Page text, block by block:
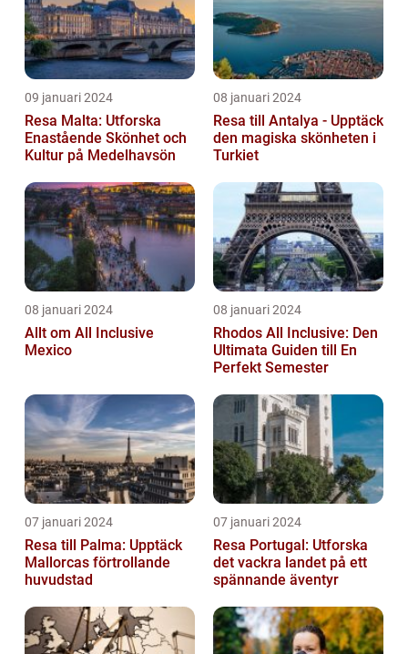
09 januari 2024
Resa Malta: Utforska
Enastående Skönhet och
Kultur på Medelhavsön
08 januari 2024
Resa till Antalya - Upptäck
den magiska skönheten i
Turkiet
08 januari 2024
Allt om All Inclusive
Mexico
08 januari 2024
Rhodos All Inclusive: Den
Ultimata Guiden till En
Perfekt Semester
07 januari 2024
Resa till Palma: Upptäck
Mallorcas förtrollande
huvudstad
07 januari 2024
Resa Portugal: Utforska
det vackra landet på ett
spännande äventyr